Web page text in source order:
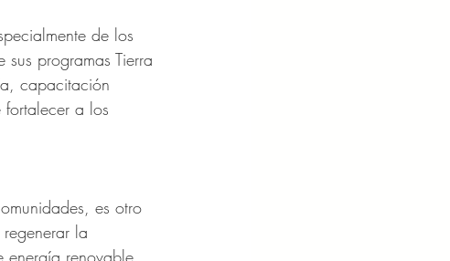
de los
programas Tierra
capacitación
a los
es otro
la
energía renovable